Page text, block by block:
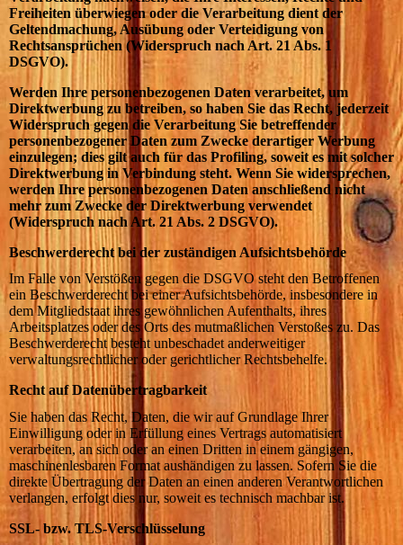
Freiheiten überwiegen oder die Verarbeitung dient der
Geltendmachung, Ausübung oder Verteidigung von
Rechtsansprüchen (Widerspruch nach Art. 21 Abs. 1
DSGVO).
Werden Ihre personenbezogenen Daten verarbeitet, um
Direktwerbung zu betreiben, so haben Sie das Recht, jederzeit
Widerspruch gegen die Verarbeitung Sie betreffender
personenbezogener Daten zum Zwecke derartiger Werbung
einzulegen; dies gilt auch für das Profiling, soweit es mit solcher
Direktwerbung in Verbindung steht. Wenn Sie widersprechen,
werden Ihre personenbezogenen Daten anschließend nicht
mehr zum Zwecke der Direktwerbung verwendet
(Widerspruch nach Art. 21 Abs. 2 DSGVO).
Beschwerderecht bei der zuständigen Aufsichtsbehörde
Im Falle von Verstößen gegen die DSGVO steht den Betroffenen
ein Beschwerderecht bei einer Aufsichtsbehörde, insbesondere in
dem Mitgliedstaat ihres gewöhnlichen Aufenthalts, ihres
Arbeitsplatzes oder des Orts des mutmaßlichen Verstoßes zu. Das
Beschwerderecht besteht unbeschadet anderweitiger
verwaltungsrechtlicher oder gerichtlicher Rechtsbehelfe.
Recht auf Datenübertragbarkeit
Sie haben das Recht, Daten, die wir auf Grundlage Ihrer
Einwilligung oder in Erfüllung eines Vertrags automatisiert
verarbeiten, an sich oder an einen Dritten in einem gängigen,
maschinenlesbaren Format aushändigen zu lassen. Sofern Sie die
direkte Übertragung der Daten an einen anderen Verantwortlichen
verlangen, erfolgt dies nur, soweit es technisch machbar ist.
SSL- bzw. TLS-Verschlüsselung